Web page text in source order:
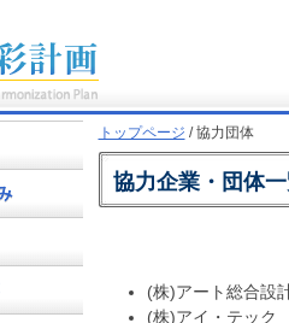
トップページ / 協力団体
協力企業・団体
(株)アート総合設
(株)アイ・テック